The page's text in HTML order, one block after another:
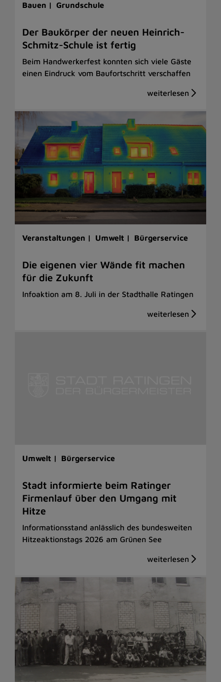
Bauen | Grundschule
Der Baukörper der neuen Heinrich-
Schmitz-Schule ist fertig
Beim Handwerkerfest konnten sich viele Gäste
einen Eindruck vom Baufortschritt verschaffen
Veranstaltungen | Umwelt | Bürgerservice
Die eigenen vier Wände fit machen
für die Zukunft
Infoaktion am 8. Juli in der Stadthalle Ratingen
Umwelt | Bürgerservice
Stadt informierte beim Ratinger
Firmenlauf über den Umgang mit
Hitze
Informationsstand anlässlich des bundesweiten
Hitzeaktionstags 2026 am Grünen See